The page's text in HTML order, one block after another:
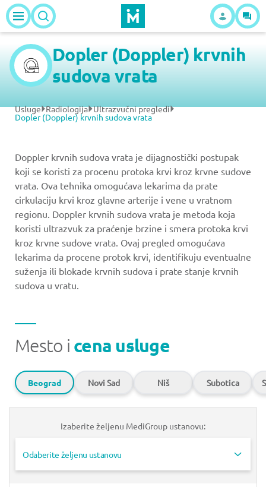
Dopler (Doppler) krvnih
sudova vrata
Usluge Radiologija Ultrazvučni pregledi
Dopler (Doppler) krvnih sudova vrata
Doppler krvnih sudova vrata je dijagnostički postupak
koji se koristi za procenu protoka krvi kroz krvne sudove
vrata. Ova tehnika omogućava lekarima da prate
cirkulaciju krvi kroz glavne arterije i vene u vratnom
regionu. Doppler krvnih sudova vrata je metoda koja
koristi ultrazvuk za praćenje brzine i smera protoka krvi
kroz krvne sudove vrata. Ovaj pregled omogućava
lekarima da procene protok krvi, identifikuju eventualne
suženja ili blokade krvnih sudova i prate stanje krvnih
sudova u vratu.
Mesto i cena usluge
Beograd Novi Sad Niš Subotica
Izaberite željenu MediGroup ustanovu:
Odaberite željenu ustanovu